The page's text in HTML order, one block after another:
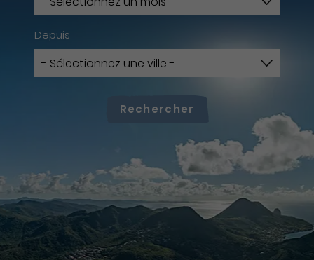
Depuis
Rechercher